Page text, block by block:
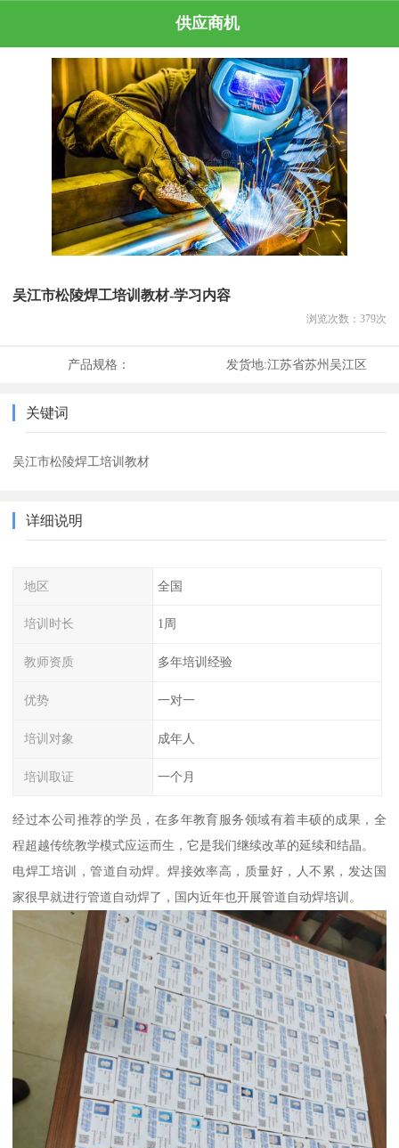
供应商机
吴江市松陵焊工培训教材-学习内容
浏览次数： 379次
产品规格： 发货地:江苏省苏州吴江区
关键词
吴江市松陵焊工培训教材
详细说明
地区 全国
培训时长 1周
教师资质 多年培训经验
优势 一对一
培训对象 成年人
培训取证 一个月
经过本公司推荐的学员，在多年教育服务领域有着丰硕的成果，全
程超越传统教学模式应运而生，它是我们继续改革的延续和结晶。
电焊工培训，管道自动焊。焊接效率高，质量好，人不累，发达国
家很早就进行管道自动焊了，国内近年也开展管道自动焊培训。